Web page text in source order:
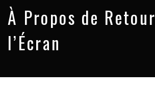
ne
parle
pas
des
mêmes
À Propos de
l’Écran